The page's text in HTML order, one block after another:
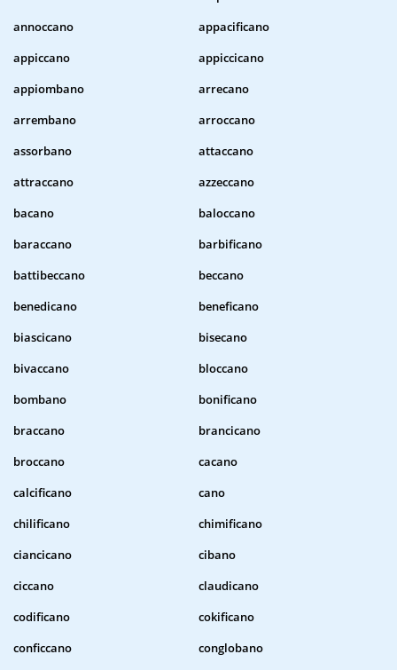
annoccano
appacificano
appiccano
appiccicano
appiombano
arrecano
arrembano
arroccano
assorbano
attaccano
attraccano
azzeccano
bacano
baloccano
baraccano
barbificano
battibeccano
beccano
benedicano
beneficano
biascicano
bisecano
bivaccano
bloccano
bombano
bonificano
braccano
brancicano
broccano
cacano
calcificano
cano
chilificano
chimificano
ciancicano
cibano
ciccano
claudicano
codificano
cokificano
conficcano
conglobano